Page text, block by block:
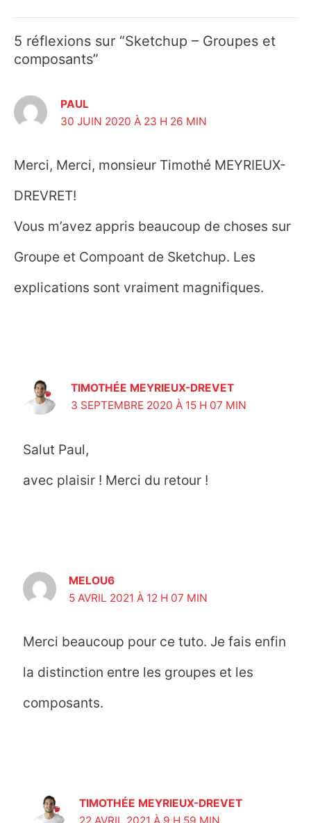
articles
5 réflexions sur “Sketchup – Groupes et
composants”
PAUL
30 JUIN 2020 À 23 H 26 MIN
Merci, Merci, monsieur Timothé MEYRIEUX-
DREVRET!
Vous m’avez appris beaucoup de choses sur
Groupe et Compoant de Sketchup. Les
explications sont vraiment magnifiques.
TIMOTHÉE MEYRIEUX-DREVET
3 SEPTEMBRE 2020 À 15 H 07 MIN
Salut Paul,
avec plaisir ! Merci du retour !
MELOU6
5 AVRIL 2021 À 12 H 07 MIN
Merci beaucoup pour ce tuto. Je fais enfin
la distinction entre les groupes et les
composants.
TIMOTHÉE MEYRIEUX-DREVET